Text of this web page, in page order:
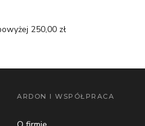
250,00 zł
ARDON I WSPÓŁPRACA